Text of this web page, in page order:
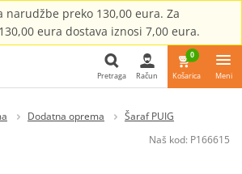
narudžbe preko 130,00 eura. Za
eura dostava iznosi 7,00 eura.
Pretraga
Pretraga Račun
0
Košarica Meni
Dodatna oprema
Šaraf PUIG
Naš kod: P166615